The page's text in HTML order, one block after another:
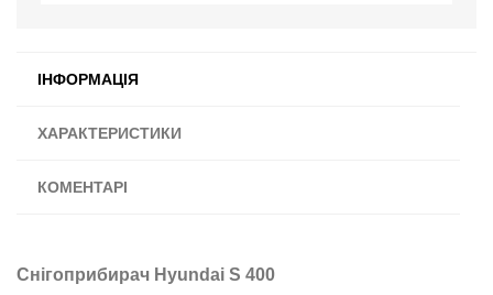
ІНФОРМАЦІЯ
ХАРАКТЕРИСТИКИ
КОМЕНТАРІ
Снігоприбирач Hyundai S 400